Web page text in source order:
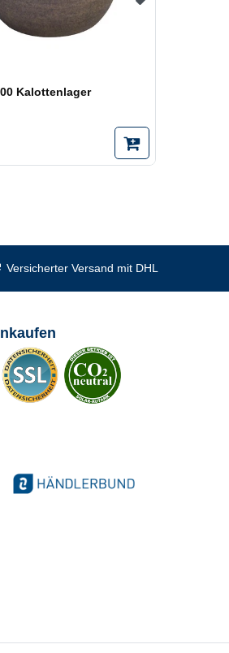
Kalottenlager
Versicherter Versand mit DHL